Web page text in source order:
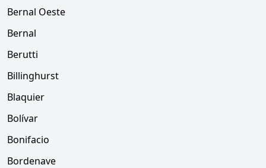
Bernal Oeste
Bernal
Berutti
Billinghurst
Blaquier
Bolívar
Bonifacio
Bordenave